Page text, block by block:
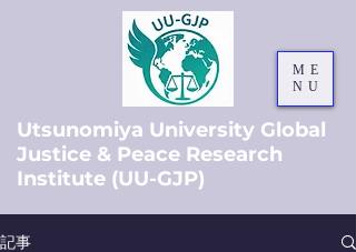
ME
NU
Utsunomiya University Global
Justice & Peace Research
Institute (UU-GJP)
記事